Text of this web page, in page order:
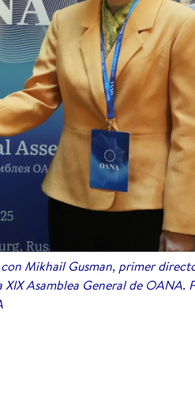
Mikhail Gusman, primer
Asamblea General de OANA.